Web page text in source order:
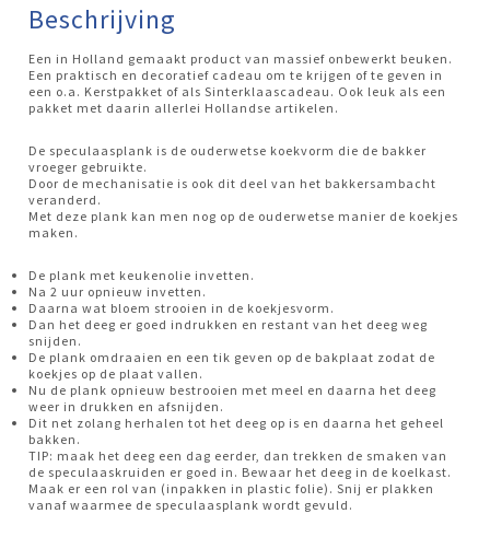
Beschrijving
Een in Holland gemaakt product van massief onbewerkt beuken.
Een praktisch en decoratief cadeau om te krijgen of te geven in
een o.a. Kerstpakket of als Sinterklaascadeau. Ook leuk als een
pakket met daarin allerlei Hollandse artikelen.
De speculaasplank is de ouderwetse koekvorm die de bakker
vroeger gebruikte.
Door de mechanisatie is ook dit deel van het bakkersambacht
veranderd.
Met deze plank kan men nog op de ouderwetse manier de koekjes
maken.
De plank met keukenolie invetten.
Na 2 uur opnieuw invetten.
Daarna wat bloem strooien in de koekjesvorm.
Dan het deeg er goed indrukken en restant van het deeg weg
snijden.
De plank omdraaien en een tik geven op de bakplaat zodat de
koekjes op de plaat vallen.
Nu de plank opnieuw bestrooien met meel en daarna het deeg
weer in drukken en afsnijden.
Dit net zolang herhalen tot het deeg op is en daarna het geheel
bakken.
TIP: maak het deeg een dag eerder, dan trekken de smaken van
de speculaaskruiden er goed in. Bewaar het deeg in de koelkast.
Maak er een rol van (inpakken in plastic folie). Snij er plakken
vanaf waarmee de speculaasplank wordt gevuld.